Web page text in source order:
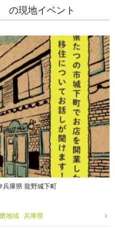
の現地イベント
＠兵庫県 龍野城下町
地域 兵庫県